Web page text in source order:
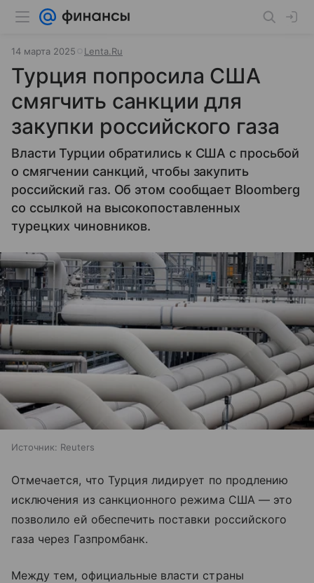
14 марта 2025 Lenta.Ru
Турция попросила США
смягчить санкции для
закупки российского газа
Власти Турции обратились к США с просьбой
о смягчении санкций, чтобы закупить
российский газ. Об этом сообщает Bloomberg
со ссылкой на высокопоставленных
турецких чиновников.
Источник: Reuters
Отмечается, что Турция лидирует по продлению
исключения из санкционного режима США — это
позволило ей обеспечить поставки российского
газа через Газпромбанк.
Между тем, официальные власти страны